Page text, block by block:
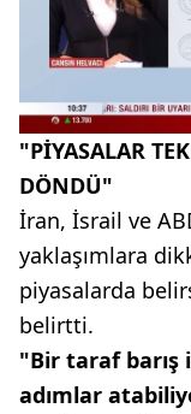
"PİYASALAR
DÖNDÜ"
İran, İsrail ve
yaklaşımlara
piyasalarda
belirtti.
"Bir taraf barış
adımlar